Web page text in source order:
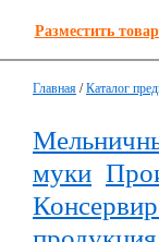
Разместить
Главная /Каталог
муки